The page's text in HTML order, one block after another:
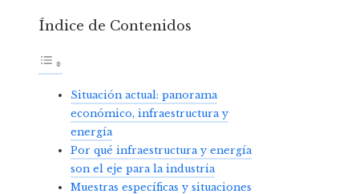
Índice de Contenidos
Situación actual: panorama
económico, infraestructura y
energía
Por qué infraestructura y energía
son el eje para la industria
Muestras específicas y situaciones